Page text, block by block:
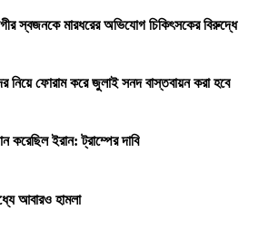
স্বজনকে মারধরের অভিযোগ চিকিৎসকের বিরুদ্ধে
নিয়ে ফোরাম করে জুলাই সনদ বাস্তবায়ন করা হবে
ইরান: ট্রাম্পের দাবি
আবারও হামলা